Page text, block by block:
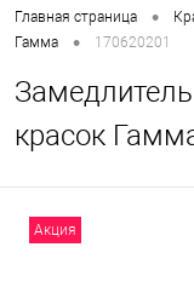
Главная страница •
Гамма • 170620201
красок
Акция